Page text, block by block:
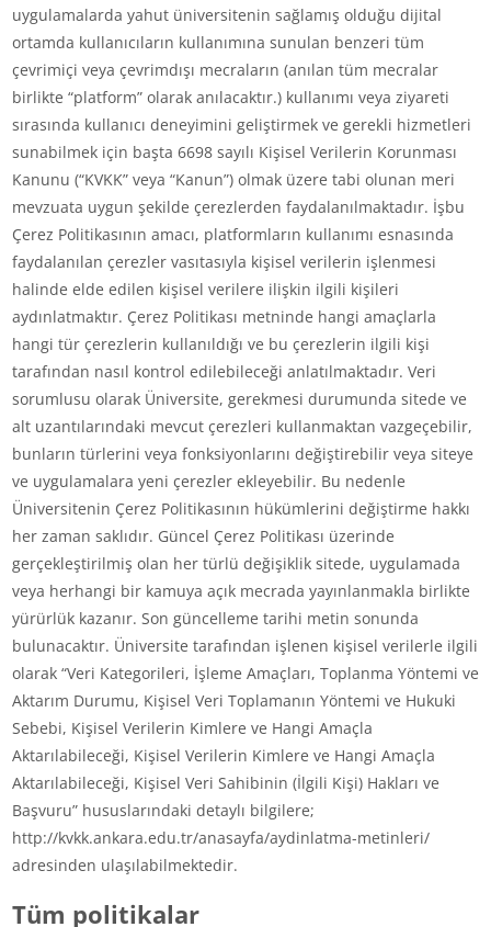
uygulamalarda yahut üniversitenin sağlamış olduğu dijital
ortamda kullanıcıların kullanımına sunulan benzeri tüm
çevrimiçi veya çevrimdışı mecraların (anılan tüm mecralar
birlikte “platform” olarak anılacaktır.) kullanımı veya ziyareti
sırasında kullanıcı deneyimini geliştirmek ve gerekli hizmetleri
sunabilmek için başta 6698 sayılı Kişisel Verilerin Korunması
Kanunu (“KVKK” veya “Kanun”) olmak üzere tabi olunan meri
mevzuata uygun şekilde çerezlerden faydalanılmaktadır. İşbu
Çerez Politikasının amacı, platformların kullanımı esnasında
faydalanılan çerezler vasıtasıyla kişisel verilerin işlenmesi
halinde elde edilen kişisel verilere ilişkin ilgili kişileri
aydınlatmaktır. Çerez Politikası metninde hangi amaçlarla
hangi tür çerezlerin kullanıldığı ve bu çerezlerin ilgili kişi
tarafından nasıl kontrol edilebileceği anlatılmaktadır. Veri
sorumlusu olarak Üniversite, gerekmesi durumunda sitede ve
alt uzantılarındaki mevcut çerezleri kullanmaktan vazgeçebilir,
bunların türlerini veya fonksiyonlarını değiştirebilir veya siteye
ve uygulamalara yeni çerezler ekleyebilir. Bu nedenle
Üniversitenin Çerez Politikasının hükümlerini değiştirme hakkı
her zaman saklıdır. Güncel Çerez Politikası üzerinde
gerçekleştirilmiş olan her türlü değişiklik sitede, uygulamada
veya herhangi bir kamuya açık mecrada yayınlanmakla birlikte
yürürlük kazanır. Son güncelleme tarihi metin sonunda
bulunacaktır. Üniversite tarafından işlenen kişisel verilerle ilgili
olarak “Veri Kategorileri, İşleme Amaçları, Toplanma Yöntemi ve
Aktarım Durumu, Kişisel Veri Toplamanın Yöntemi ve Hukuki
Sebebi, Kişisel Verilerin Kimlere ve Hangi Amaçla
Aktarılabileceği, Kişisel Verilerin Kimlere ve Hangi Amaçla
Aktarılabileceği, Kişisel Veri Sahibinin (İlgili Kişi) Hakları ve
Başvuru” hususlarındaki detaylı bilgilere;
http://kvkk.ankara.edu.tr/anasayfa/aydinlatma-metinleri/
adresinden ulaşılabilmektedir.
Tüm politikalar